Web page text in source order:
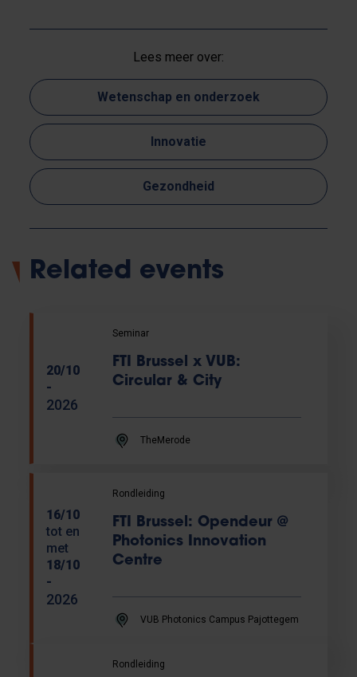
Lees meer over:
Wetenschap en onderzoek
Innovatie
Gezondheid
Related events
20/10
-
2026
Seminar
FTI Brussel x VUB:
Circular & City
TheMerode
16/10
tot en
met
18/10
-
2026
Rondleiding
FTI Brussel: Opendeur @
Photonics Innovation
Centre
VUB Photonics Campus Pajottegem
Rondleiding